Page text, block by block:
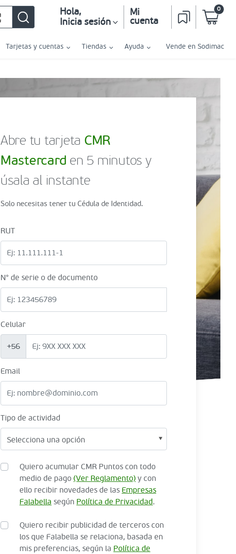
Hola,
Inicia sesión
Mi
cuenta
0
Tarjetas y cuentas Tiendas Ayuda Vende en Sodimac
Abre tu tarjeta CMR
Mastercard en 5 minutos y
úsala al instante
Solo necesitas tener tu Cédula de Identidad.
RUT
N° de serie o de documento
Celular
+56
Email
Tipo de actividad
Quiero acumular CMR Puntos con todo
medio de pago (Ver Reglamento) y con
ello recibir novedades de las Empresas
Falabella según Política de Privacidad.
Quiero recibir publicidad de terceros con
los que Falabella se relaciona, basada en
mis preferencias, según la Política de